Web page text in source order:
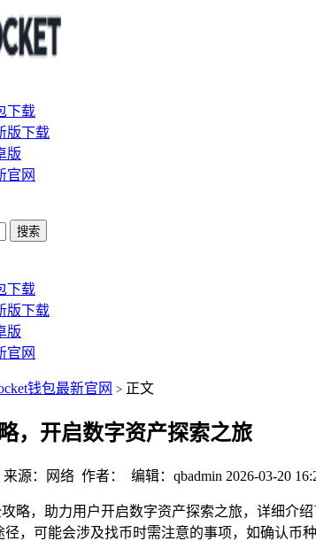
下载
版下载
版
官网
搜索
下载
版下载
版
官网
钱包最新官网 > 正文
，开启数字资产探索之旅
来源：网络 作者： 编辑：qbadmin 2026-03-20
略，助力用户开启数字资产探索之旅，详细介
，可能会涉及找币时需注意的事项，如确认币